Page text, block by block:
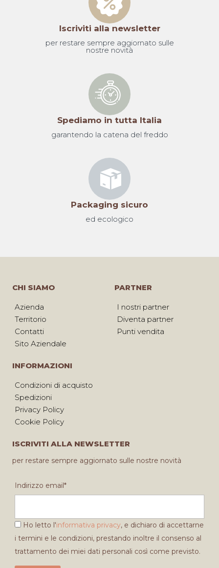
Iscriviti alla newsletter
per restare sempre aggiornato sulle
nostre novità
Spediamo in tutta Italia
garantendo la catena del freddo
Packaging sicuro
ed ecologico
CHI SIAMO
Azienda
Territorio
Contatti
Sito Aziendale
PARTNER
I nostri partner
Diventa partner
Punti vendita
INFORMAZIONI
Condizioni di acquisto
Spedizioni
Privacy Policy
Cookie Policy
ISCRIVITI ALLA NEWSLETTER
per restare sempre aggiornato sulle nostre novità
Indirizzo email*
Ho letto l'informativa privacy, e dichiaro di accettarne
i termini e le condizioni, prestando inoltre il consenso al
trattamento dei miei dati personali così come previsto.